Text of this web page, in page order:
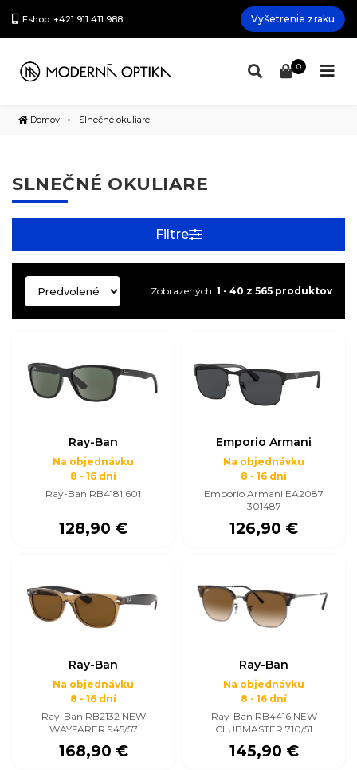
Eshop: +421 911 411 988 Vyšetrenie zraku
0
Domov Slnečné okuliare
SLNEČNÉ OKULIARE
Filtre
Zobrazených: 1 - 40 z 565 produktov
Ray-Ban
Na objednávku
8 - 16 dní
Ray-Ban RB4181 601
128,90 €
Emporio Armani
Na objednávku
8 - 16 dní
Emporio Armani EA2087
301487
126,90 €
Ray-Ban
Na objednávku
8 - 16 dní
Ray-Ban RB2132 NEW
WAYFARER 945/57
168,90 €
Ray-Ban
Na objednávku
8 - 16 dní
Ray-Ban RB4416 NEW
CLUBMASTER 710/51
145,90 €